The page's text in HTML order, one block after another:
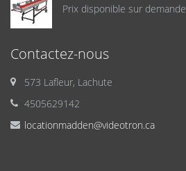
Prix disponible sur demande
Contactez-nous
573 Lafleur, Lachute
4505629142
locationmadden@videotron.ca